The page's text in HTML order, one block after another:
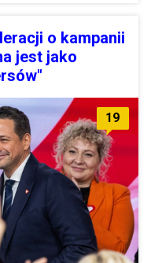
o kampanii
jest jako
19